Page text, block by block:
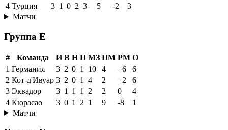
4 Турция 3 1 0 2 3 5 -2
3
Матчи
Группа E
# Команда И В Н П МЗ ПМ РМ О
1 Германия 3 2 0 1 10 4 +6
6
2 Кот-д'Ивуар 3 2 0 1 4 2 +2
6
3 Эквадор 3 1 1 1 2 2 0
4
4 Кюрасао 3 0 1 2 1 9 -8
1
Матчи